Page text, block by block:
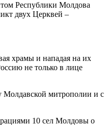
Республики Молдова
двух Церквей –
храмы и нападая на их
не только в лице
Молдавской митрополии и с
10 сел Молдовы о